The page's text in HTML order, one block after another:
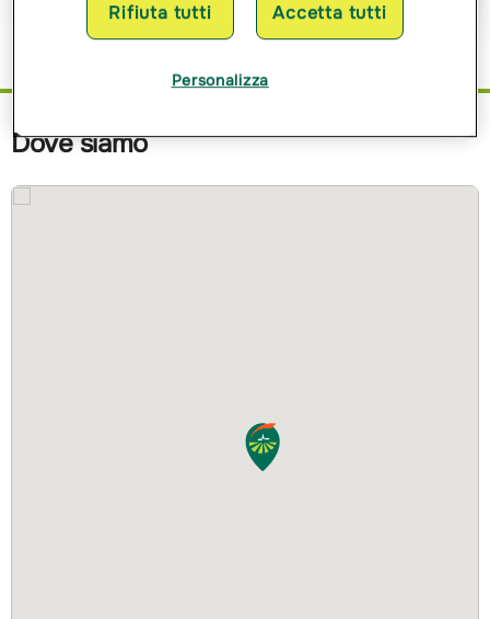
Dove siamo
Rifiuta tutti Accetta tutti
Personalizza